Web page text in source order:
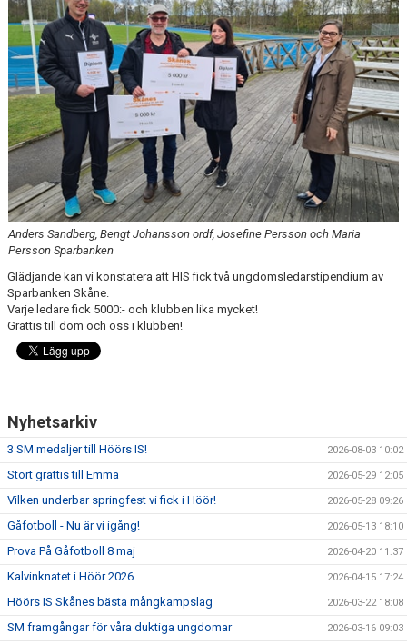
DOKUMENT
SPONSRING
IDROTTSFÖRSÄKRING
MEDLEMSKAP
ANTIDOPING
MEDLEMS- & TRÄNINGSAVGIFTER
FRITIDSKORTET
TRÄNINGSTIDER
Anders Sandberg, Bengt Johansson ordf, Josefine Persson och Maria
Persson Sparbanken
Glädjande kan vi konstatera att HIS fick två ungdomsledarstipendium av
Sparbanken Skåne.
Varje ledare fick 5000:- och klubben lika mycket!
Grattis till dom och oss i klubben!
Nyhetsarkiv
3 SM medaljer till Höörs IS! 2026-08-03 10:02
Stort grattis till Emma 2026-05-29 12:05
Vilken underbar springfest vi fick i Höör! 2026-05-28 09:26
Gåfotboll - Nu är vi igång! 2026-05-13 18:10
Prova På Gåfotboll 8 maj 2026-04-20 11:37
Kalvinknatet i Höör 2026 2026-04-15 17:24
Höörs IS Skånes bästa mångkampslag 2026-03-22 18:08
SM framgångar för våra duktiga ungdomar 2026-03-16 09:03